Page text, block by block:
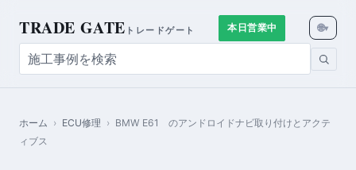
TRADE GATE トレードゲート 本日営業中 🌐▾
ホーム › ECU修理 › BMW E61 のアンドロイドナビ取り付けとアクテ
ィブス